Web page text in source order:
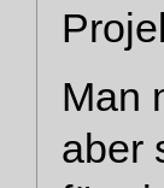
Man
aber